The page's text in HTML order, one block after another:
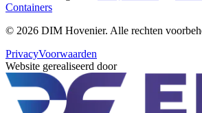
Containers
© 2026 DIM Hovenier. Alle rechten
PrivacyVoorwaarden
Website gerealiseerd door